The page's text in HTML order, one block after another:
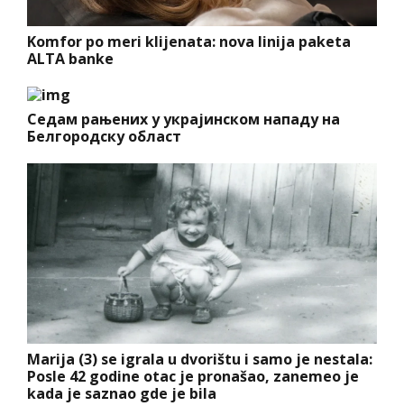
Komfor po meri klijenata: nova linija paketa
ALTA banke
Седам рањених у украјинском нападу на
Белгородску област
Marija (3) se igrala u dvorištu i samo je nestala:
Posle 42 godine otac je pronašao, zanemeo je
kada je saznao gde je bila